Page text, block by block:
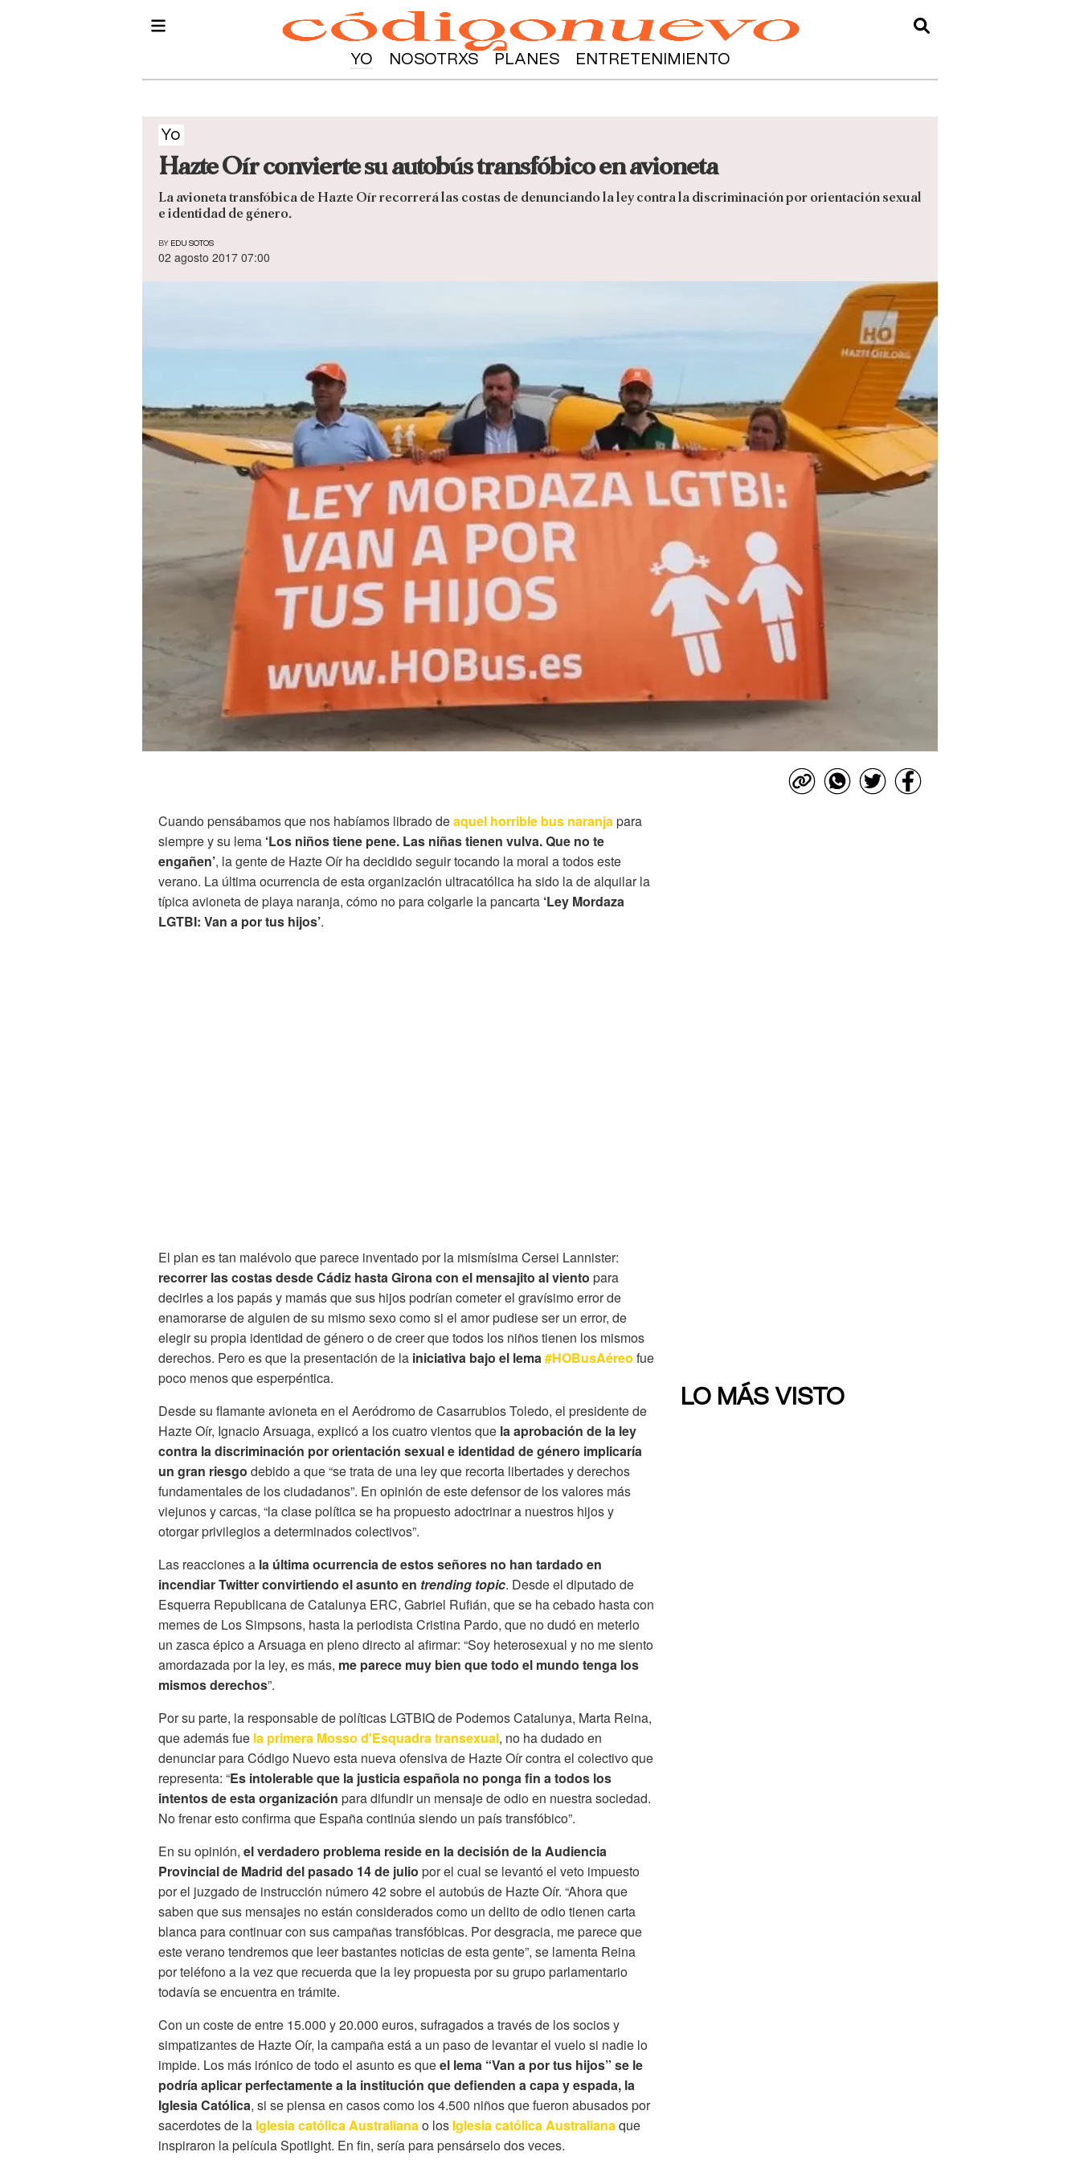
YO NOSOTRXS PLANES ENTRETENIMIENTO
Yo
Hazte Oír convierte su autobús transfóbico en avioneta
La avioneta transfóbica de Hazte Oír recorrerá las costas de denunciando la ley contra la discriminación por orientación sexual
e identidad de género.
BY EDU SOTOS
02 agosto 2017 07:00
Cuando pensábamos que nos habíamos librado deaquel horrible bus naranjapara
siempre y su lema ‘Los niños tiene pene. Las niñas tienen vulva. Que no te
engañen’, la gente de Hazte Oír ha decidido seguir tocando la moral a todos este
verano. La última ocurrencia de esta organización ultracatólica ha sido la de alquilar la
típica avioneta de playa naranja, cómo no para colgarle la pancarta ‘Ley Mordaza
LGTBI: Van a por tus hijos’.
El plan es tan malévolo que parece inventado por la mismísima Cersei Lannister:
recorrer las costas desde Cádiz hasta Girona con el mensajito al viento para
decirles a los papás y mamás que sus hijos podrían cometer el gravísimo error de
enamorarse de alguien de su mismo sexo como si el amor pudiese ser un error, de
elegir su propia identidad de género o de creer que todos los niños tienen los mismos
derechos. Pero es que la presentación de la iniciativa bajo el lema#HOBusAéreo fue
poco menos que esperpéntica.
Desde su flamante avioneta en el Aeródromo de Casarrubios Toledo, el presidente de
Hazte Oír, Ignacio Arsuaga, explicó a los cuatro vientos que la aprobación de la ley
contra la discriminación por orientación sexual e identidad de género implicaría
un gran riesgo debido a que “se trata de una ley que recorta libertades y derechos
fundamentales de los ciudadanos”. En opinión de este defensor de los valores más
viejunos y carcas, “la clase política se ha propuesto adoctrinar a nuestros hijos y
otorgar privilegios a determinados colectivos”.
Las reacciones a la última ocurrencia de estos señores no han tardado en
incendiar Twitter convirtiendo el asunto en trending topic. Desde el diputado de
Esquerra Republicana de Catalunya ERC, Gabriel Rufián, que se ha cebado hasta con
memes de Los Simpsons, hasta la periodista Cristina Pardo, que no dudó en meterlo
un zasca épico a Arsuaga en pleno directo al afirmar: “Soy heterosexual y no me siento
amordazada por la ley, es más, me parece muy bien que todo el mundo tenga los
mismos derechos”.
Por su parte, la responsable de políticas LGTBIQ de Podemos Catalunya, Marta Reina,
que además fue la primera Mosso d'Esquadra transexual, no ha dudado en
denunciar para Código Nuevo esta nueva ofensiva de Hazte Oír contra el colectivo que
representa: “Es intolerable que la justicia española no ponga fin a todos los
intentos de esta organización para difundir un mensaje de odio en nuestra sociedad.
No frenar esto confirma que España continúa siendo un país transfóbico”.
En su opinión, el verdadero problema reside en la decisión de la Audiencia
Provincial de Madrid del pasado 14 de julio por el cual se levantó el veto impuesto
por el juzgado de instrucción número 42 sobre el autobús de Hazte Oír. “Ahora que
saben que sus mensajes no están considerados como un delito de odio tienen carta
blanca para continuar con sus campañas transfóbicas. Por desgracia, me parece que
este verano tendremos que leer bastantes noticias de esta gente”, se lamenta Reina
por teléfono a la vez que recuerda que la ley propuesta por su grupo parlamentario
todavía se encuentra en trámite.
Con un coste de entre 15.000 y 20.000 euros, sufragados a través de los socios y
simpatizantes de Hazte Oír, la campaña está a un paso de levantar el vuelo si nadie lo
impide. Los más irónico de todo el asunto es queel lema “Van a por tus hijos” se le
podría aplicar perfectamente a la institución que defienden a capa y espada, la
Iglesia Católica, si se piensa en casos como los 4.500 niños que fueron abusados por
sacerdotes de la Iglesia católica Australianao los Iglesia católica Australianaque
inspiraron la película Spotlight. En fin, sería para pensárselo dos veces.
LO MÁS VISTO